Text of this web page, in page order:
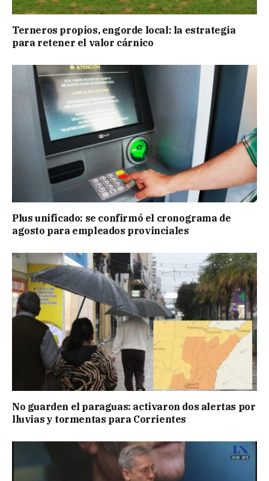
Terneros propios, engorde local: la estrategia
para retener el valor cárnico
Plus unificado: se confirmó el cronograma de
agosto para empleados provinciales
No guarden el paraguas: activaron dos alertas por
lluvias y tormentas para Corrientes